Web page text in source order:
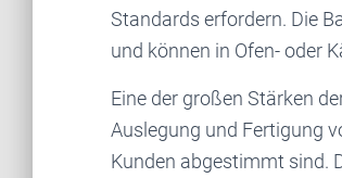
Standards erfordern. Die
und können in Ofen- oder
Eine der großen Stärken
Auslegung und Fertigung
Kunden abgestimmt sind.